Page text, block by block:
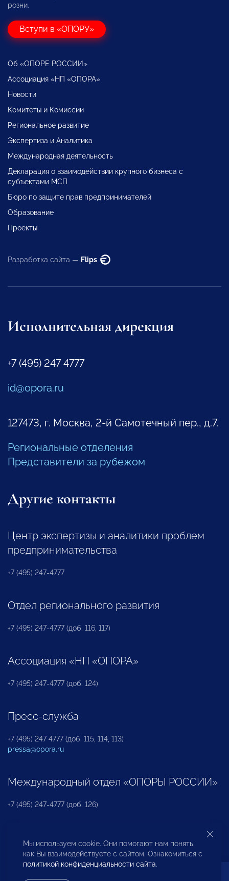
розни.
Вступи в «ОПОРУ»
Об «ОПОРЕ РОССИИ»
Ассоциация «НП «ОПОРА»
Новости
Комитеты и Комиссии
Региональное развитие
Экспертиза и Аналитика
Международная деятельность
Декларация о взаимодействии крупного бизнеса с
субъектами МСП
Бюро по защите прав предпринимателей
Образование
Проекты
Разработка сайта — Flips
Исполнительная дирекция
+7 (495) 247 4777
id@opora.ru
127473, г. Москва, 2-й Самотечный пер., д.7.
Региональные отделения
Представители за рубежом
Другие контакты
Центр экспертизы и аналитики проблем
предпринимательства
+7 (495) 247-4777
Отдел регионального развития
+7 (495) 247-4777 (доб. 116, 117)
Ассоциация «НП «ОПОРА»
+7 (495) 247-4777 (доб. 124)
Пресс-служба
+7 (495) 247 4777 (доб. 115, 114, 113)
pressa@opora.ru
Международный отдел «ОПОРЫ РОССИИ»
+7 (495) 247-4777 (доб. 126)
Бюро по защите прав предпринимателей и
инвесторов
Мы используем cookie. Они помогают нам понять,
как Вы взаимодействуете с сайтом. Ознакомиться с
политикой конфиденциальности сайта.